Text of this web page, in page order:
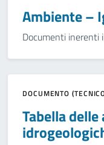
Ambiente –
Documenti inerenti
DOCUMENTO
Tabella